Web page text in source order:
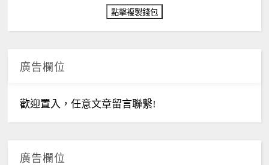
廣告欄位
歡迎置入，任意文章留言聯繫!
廣告欄位